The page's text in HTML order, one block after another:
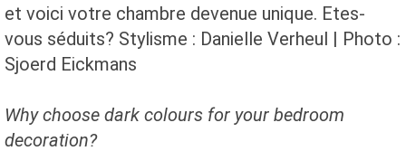
et voici votre chambre devenue unique. Etes-
vous séduits? Stylisme : Danielle Verheul | Photo :
Sjoerd Eickmans
Why choose dark colours for your bedroom
decoration?